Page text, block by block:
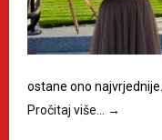
ostane ono
Pročitaj više…
→